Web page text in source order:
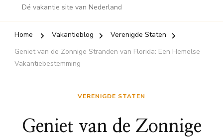
Dé vakantie site van Nederland
Home Vakantieblog
Verenigde Staten
Geniet van de Zonnige Stranden van Florida: Een Hemelse
Vakantiebestemming
VERENIGDE STATEN
Geniet van de Zonnige